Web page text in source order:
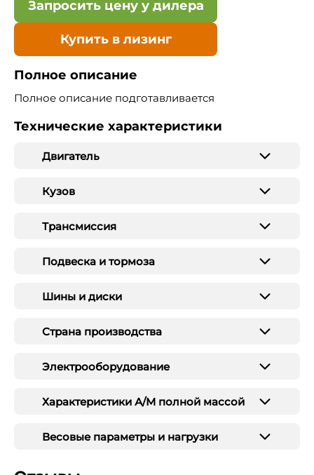
Запросить цену у дилера
Купить в лизинг
Полное описание
Полное описание подготавливается
Технические характеристики
Двигатель
Кузов
Трансмиссия
Подвеска и тормоза
Шины и диски
Страна производства
Электрооборудование
Характеристики А/М полной массой
Весовые параметры и нагрузки